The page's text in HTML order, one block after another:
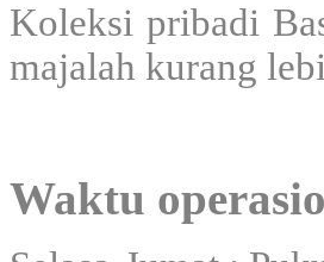
Koleksi pribadi
majalah kurang
Waktu